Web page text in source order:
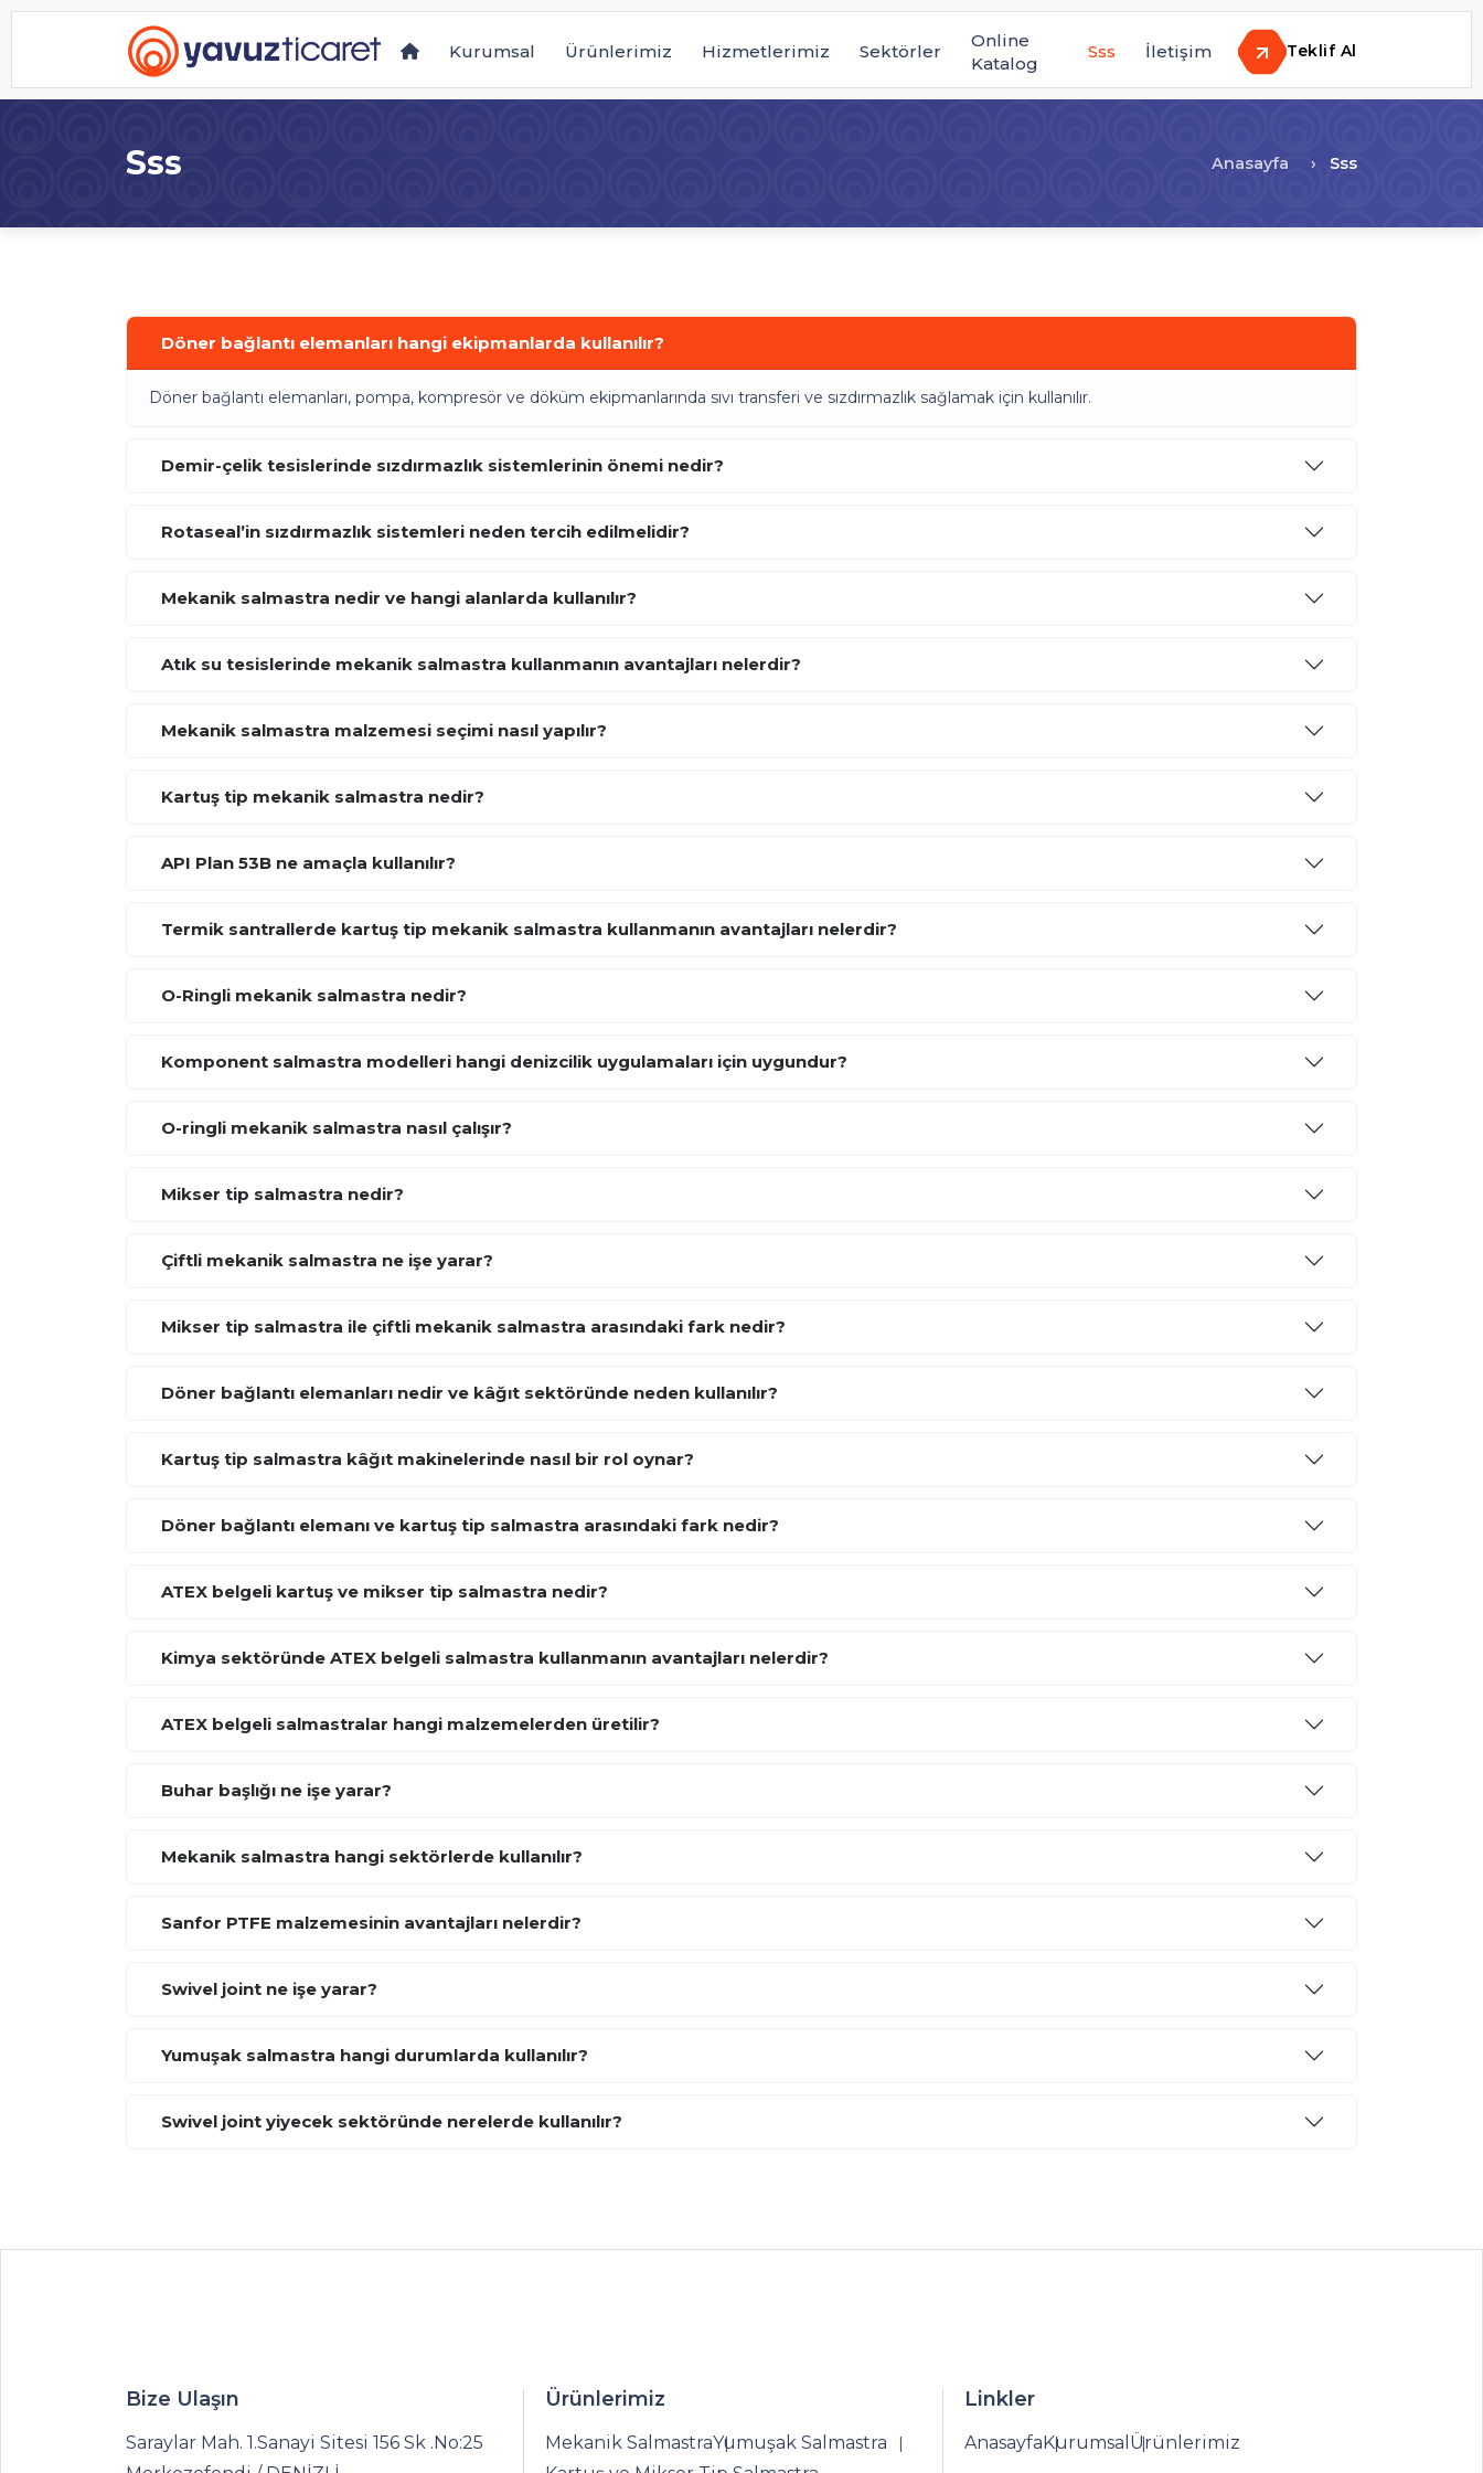
Kurumsal Ürünlerimiz Hizmetlerimiz Sektörler
Online
Katalog
Sss İletişim Teklif Al
Sss Anasayfa Sss
Döner bağlantı elemanları hangi ekipmanlarda kullanılır?
Döner bağlantı elemanları, pompa, kompresör ve döküm ekipmanlarında sıvı transferi ve sızdırmazlık sağlamak için kullanılır.
Demir-çelik tesislerinde sızdırmazlık sistemlerinin önemi nedir?
Rotaseal’in sızdırmazlık sistemleri neden tercih edilmelidir?
Mekanik salmastra nedir ve hangi alanlarda kullanılır?
Atık su tesislerinde mekanik salmastra kullanmanın avantajları nelerdir?
Mekanik salmastra malzemesi seçimi nasıl yapılır?
Kartuş tip mekanik salmastra nedir?
API Plan 53B ne amaçla kullanılır?
Termik santrallerde kartuş tip mekanik salmastra kullanmanın avantajları nelerdir?
O-Ringli mekanik salmastra nedir?
Komponent salmastra modelleri hangi denizcilik uygulamaları için uygundur?
O-ringli mekanik salmastra nasıl çalışır?
Mikser tip salmastra nedir?
Çiftli mekanik salmastra ne işe yarar?
Mikser tip salmastra ile çiftli mekanik salmastra arasındaki fark nedir?
Döner bağlantı elemanları nedir ve kâğıt sektöründe neden kullanılır?
Kartuş tip salmastra kâğıt makinelerinde nasıl bir rol oynar?
Döner bağlantı elemanı ve kartuş tip salmastra arasındaki fark nedir?
ATEX belgeli kartuş ve mikser tip salmastra nedir?
Kimya sektöründe ATEX belgeli salmastra kullanmanın avantajları nelerdir?
ATEX belgeli salmastralar hangi malzemelerden üretilir?
Buhar başlığı ne işe yarar?
Mekanik salmastra hangi sektörlerde kullanılır?
Sanfor PTFE malzemesinin avantajları nelerdir?
Swivel joint ne işe yarar?
Yumuşak salmastra hangi durumlarda kullanılır?
Swivel joint yiyecek sektöründe nerelerde kullanılır?
Bize Ulaşın
Saraylar Mah. 1.Sanayi Sitesi 156 Sk .No:25
Ürünlerimiz
Mekanik SalmastraYumuşak Salmastra
Linkler
AnasayfaKurumsal Ürünlerimiz